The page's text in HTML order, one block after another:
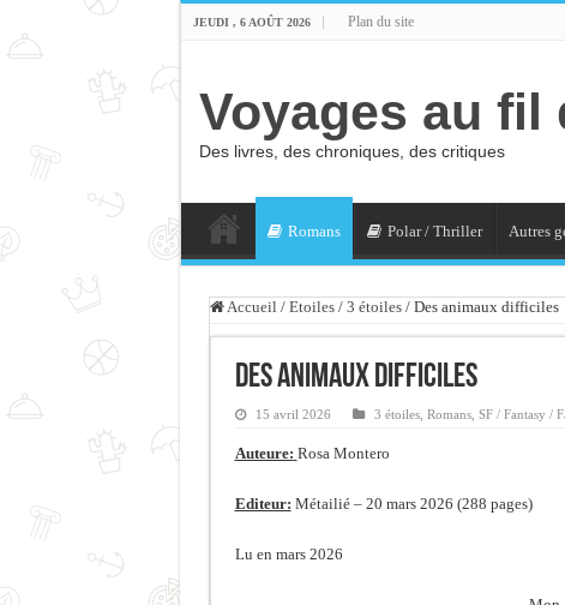
JEUDI , 6 AOÛT 2026 Plan du site
Voyages au fil
Des livres, des chroniques, des critiques
Romans Polar / Thriller Autres
Accueil / Etoiles / 3 étoiles / Des animaux difficiles
Des animaux difficiles
15 avril 2026 3 étoiles, Romans, SF / Fantasy /
Auteure: Rosa Montero
Editeur: Métailié – 20 mars 2026 (288 pages)
Lu en mars 2026